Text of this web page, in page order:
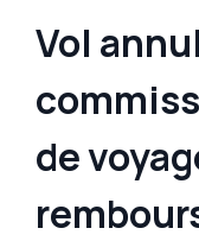
Vol
de